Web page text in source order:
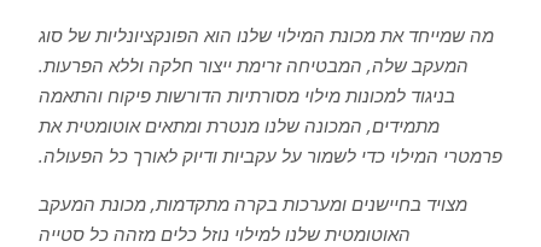
מה שמייחד את מכונת המילוי שלנו הוא הפונקציונליות של סוג
המעקב שלה, המבטיחה זרימת ייצור חלקה וללא הפרעות.
בניגוד למכונות מילוי מסורתיות הדורשות פיקוח והתאמה
מתמידים, המכונה שלנו מנטרת ומתאים אוטומטית את
פרמטרי המילוי כדי לשמור על עקביות ודיוק לאורך כל הפעולה.
מצויד בחיישנים ומערכות בקרה מתקדמות, מכונת המעקב
האוטומטית שלנו למילוי נוזל כלים מזהה כל סטייה